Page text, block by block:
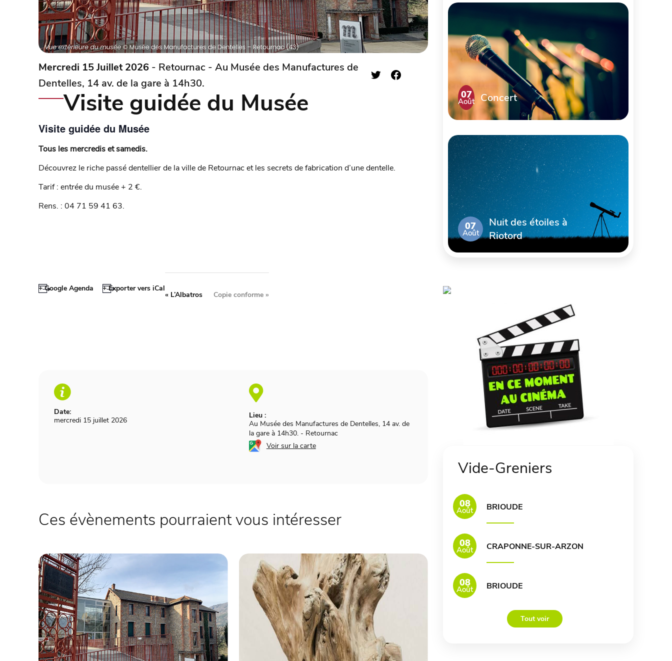
Mercredi 15 Juillet 2026 - Retournac - Au Musée des Manufactures de
Dentelles, 14 av. de la gare à 14h30.
Visite guidée du Musée
Visite guidée du Musée
Tous les mercredis et samedis.
Découvrez le riche passé dentellier de la ville de Retournac et les secrets de fabrication d’une dentelle.
Tarif : entrée du musée + 2 €.
Rens. : 04 71 59 41 63.
+ Google Agenda + Exporter vers iCal
Date:
mercredi 15 juillet 2026
Lieu :
Au Musée des Manufactures de Dentelles, 14 av. de
la gare à 14h30. - Retournac
Voir sur la carte
«L’Albatros Copie conforme »
Ces évènements pourraient vous intéresser
07
Août Concert
07
Août
Nuit des étoiles à
Riotord
Vide-Greniers
08
Août BRIOUDE
08
Août CRAPONNE-SUR-ARZON
08
Août BRIOUDE
Tout voir